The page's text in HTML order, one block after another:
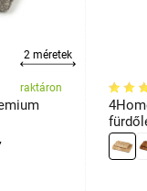
2 méretek
raktáron
cm,